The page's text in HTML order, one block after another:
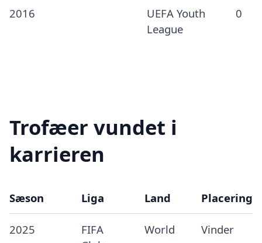
2016
UEFA Youth
League
0
Trofæer vundet i
karrieren
Sæson Liga Land Placering
2025
FIFA
World Vinder